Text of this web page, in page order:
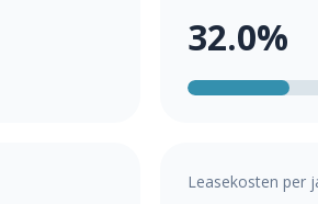
32.0%
Leasekosten per